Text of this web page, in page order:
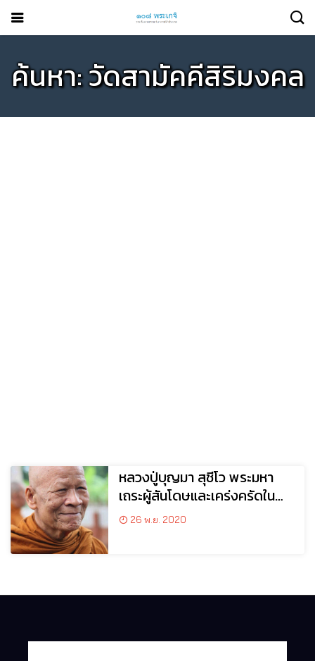
ค้นหา: วัดสามัคคีสิริมงคล
หลวงปู่บุญมา สุชีโว พระมหา
เถระผู้สันโดษและเคร่งครัดใน
พระธรรมวินัย
26 พ.ย. 2020